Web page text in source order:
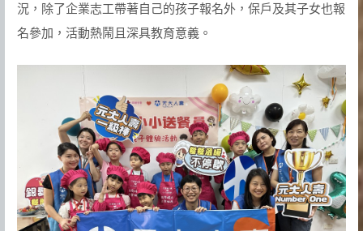
況，除了企業志工帶著自己的孩子報名外，保戶及其子女也報
名參加，活動熱鬧且深具教育意義。